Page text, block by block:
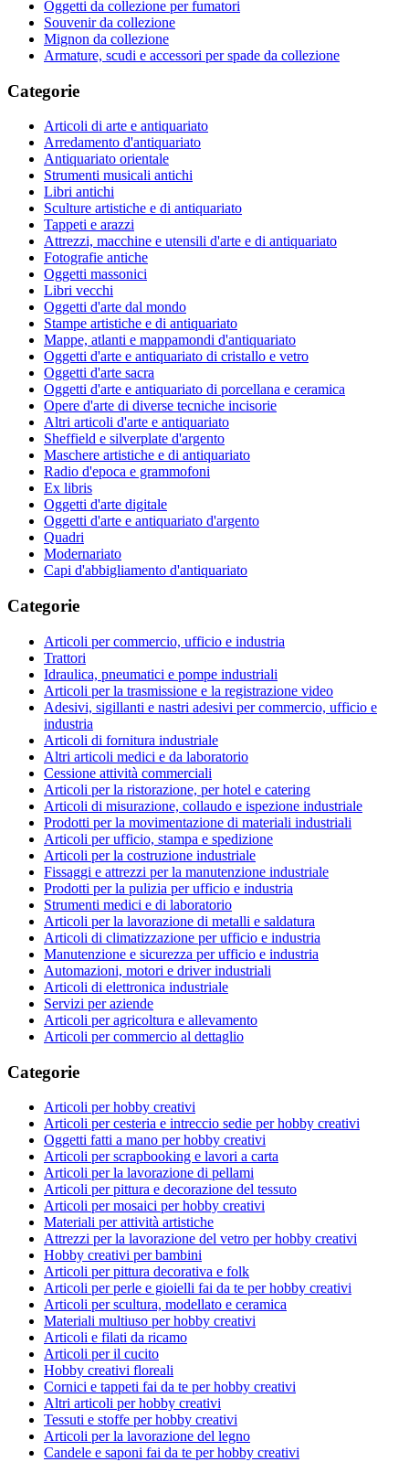
Oggetti da collezione per fumatori
Souvenir da collezione
Mignon da collezione
Armature, scudi e accessori per spade da collezione
Categorie
Articoli di arte e antiquariato
Arredamento d'antiquariato
Antiquariato orientale
Strumenti musicali antichi
Libri antichi
Sculture artistiche e di antiquariato
Tappeti e arazzi
Attrezzi, macchine e utensili d'arte e di antiquariato
Fotografie antiche
Oggetti massonici
Libri vecchi
Oggetti d'arte dal mondo
Stampe artistiche e di antiquariato
Mappe, atlanti e mappamondi d'antiquariato
Oggetti d'arte e antiquariato di cristallo e vetro
Oggetti d'arte sacra
Oggetti d'arte e antiquariato di porcellana e ceramica
Opere d'arte di diverse tecniche incisorie
Altri articoli d'arte e antiquariato
Sheffield e silverplate d'argento
Maschere artistiche e di antiquariato
Radio d'epoca e grammofoni
Ex libris
Oggetti d'arte digitale
Oggetti d'arte e antiquariato d'argento
Quadri
Modernariato
Capi d'abbigliamento d'antiquariato
Categorie
Articoli per commercio, ufficio e industria
Trattori
Idraulica, pneumatici e pompe industriali
Articoli per la trasmissione e la registrazione video
Adesivi, sigillanti e nastri adesivi per commercio, ufficio e
industria
Articoli di fornitura industriale
Altri articoli medici e da laboratorio
Cessione attività commerciali
Articoli per la ristorazione, per hotel e catering
Articoli di misurazione, collaudo e ispezione industriale
Prodotti per la movimentazione di materiali industriali
Articoli per ufficio, stampa e spedizione
Articoli per la costruzione industriale
Fissaggi e attrezzi per la manutenzione industriale
Prodotti per la pulizia per ufficio e industria
Strumenti medici e di laboratorio
Articoli per la lavorazione di metalli e saldatura
Articoli di climatizzazione per ufficio e industria
Manutenzione e sicurezza per ufficio e industria
Automazioni, motori e driver industriali
Articoli di elettronica industriale
Servizi per aziende
Articoli per agricoltura e allevamento
Articoli per commercio al dettaglio
Categorie
Articoli per hobby creativi
Articoli per cesteria e intreccio sedie per hobby creativi
Oggetti fatti a mano per hobby creativi
Articoli per scrapbooking e lavori a carta
Articoli per la lavorazione di pellami
Articoli per pittura e decorazione del tessuto
Articoli per mosaici per hobby creativi
Materiali per attività artistiche
Attrezzi per la lavorazione del vetro per hobby creativi
Hobby creativi per bambini
Articoli per pittura decorativa e folk
Articoli per perle e gioielli fai da te per hobby creativi
Articoli per scultura, modellato e ceramica
Materiali multiuso per hobby creativi
Articoli e filati da ricamo
Articoli per il cucito
Hobby creativi floreali
Cornici e tappeti fai da te per hobby creativi
Altri articoli per hobby creativi
Tessuti e stoffe per hobby creativi
Articoli per la lavorazione del legno
Candele e saponi fai da te per hobby creativi